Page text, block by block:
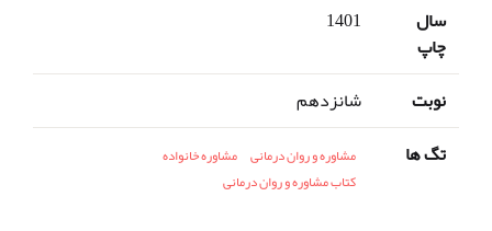
سال
چاپ
1401
نوبت
شانزدهم
تگ ها
مشاوره و روان درمانی مشاوره خانواده
کتاب مشاوره و روان درمانی